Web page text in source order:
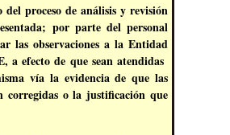
proceso de análisis y revisión
por parte del personal
las observaciones a la Entidad
a efecto de que sean atendidas
vía la evidencia de que las
corregidas o la justificación que